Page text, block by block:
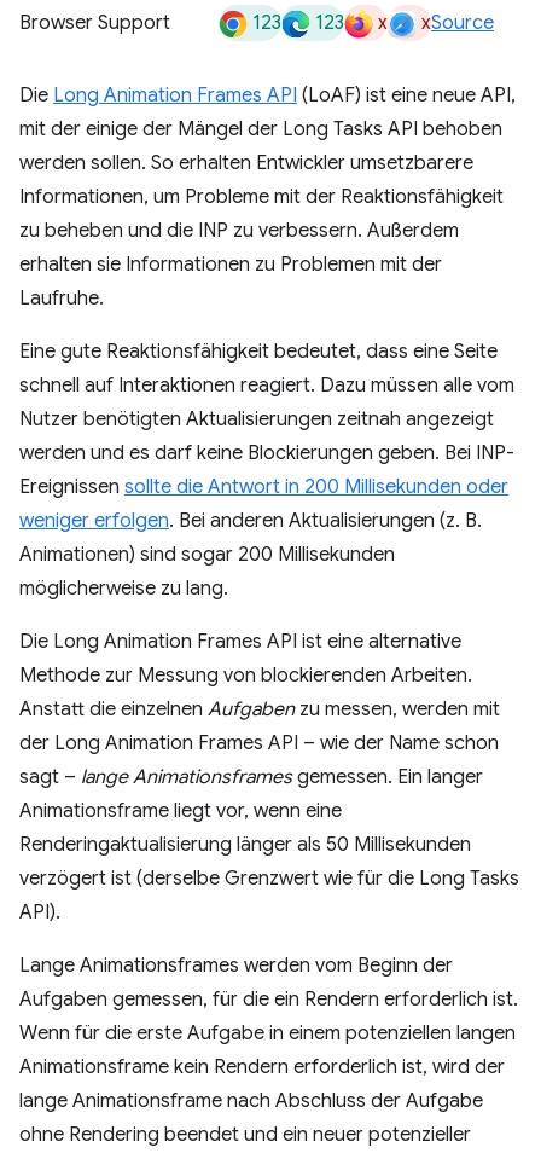
Browser Support 123 123 x xSource
Die Long Animation Frames API (LoAF) ist eine neue API,
mit der einige der Mängel der Long Tasks API behoben
werden sollen. So erhalten Entwickler umsetzbarere
Informationen, um Probleme mit der Reaktionsfähigkeit
zu beheben und die INP zu verbessern. Außerdem
erhalten sie Informationen zu Problemen mit der
Laufruhe.
Eine gute Reaktionsfähigkeit bedeutet, dass eine Seite
schnell auf Interaktionen reagiert. Dazu müssen alle vom
Nutzer benötigten Aktualisierungen zeitnah angezeigt
werden und es darf keine Blockierungen geben. Bei INP-
Ereignissen sollte die Antwort in 200 Millisekunden oder
weniger erfolgen. Bei anderen Aktualisierungen (z. B.
Animationen) sind sogar 200 Millisekunden
möglicherweise zu lang.
Die Long Animation Frames API ist eine alternative
Methode zur Messung von blockierenden Arbeiten.
Anstatt die einzelnen Aufgabenzu messen, werden mit
der Long Animation Frames API – wie der Name schon
sagt – lange Animationsframesgemessen. Ein langer
Animationsframe liegt vor, wenn eine
Renderingaktualisierung länger als 50 Millisekunden
verzögert ist (derselbe Grenzwert wie für die Long Tasks
API).
Lange Animationsframes werden vom Beginn der
Aufgaben gemessen, für die ein Rendern erforderlich ist.
Wenn für die erste Aufgabe in einem potenziellen langen
Animationsframe kein Rendern erforderlich ist, wird der
lange Animationsframe nach Abschluss der Aufgabe
ohne Rendering beendet und ein neuer potenzieller